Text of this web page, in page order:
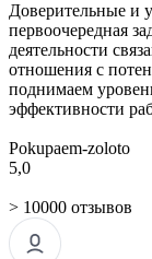
Доверительные и
первоочередная
деятельности
отношения с
поднимаем
эффективности
Pokupaem-zoloto
5,0
> 10000 отзывов